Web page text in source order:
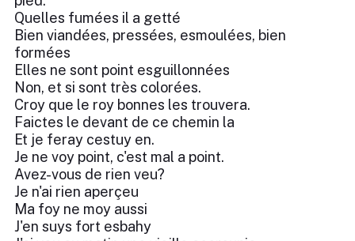
Quelles fumées il a getté
Bien viandées, pressées, esmoulées, bien
formées
Elles ne sont point esguillonnées
Non, et si sont très colorées.
Croy que le roy bonnes les trouvera.
Faictes le devant de ce chemin la
Et je feray cestuy en.
Je ne voy point, c'est mal a point.
Avez-vous de rien veu?
Je n'ai rien aperçeu
Ma foy ne moy aussi
J'en suys fort esbahy